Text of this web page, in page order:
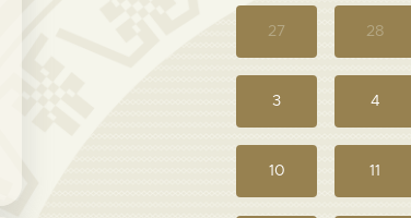
27 28
3 4
10 11